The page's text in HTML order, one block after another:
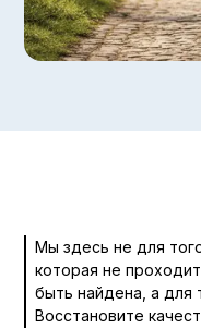
Мы здесь не для
которая не
быть найдена, а для
Восстановите